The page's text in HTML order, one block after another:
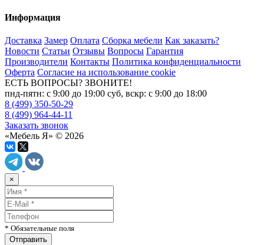
Информация
Доставка Замер Оплата Сборка мебели Как заказать?
Новости Статьи Отзывы Вопросы Гарантия
Производители Контакты Политика конфиденциальности
Оферта Согласие на использование cookie
ЕСТЬ ВОПРОСЫ? ЗВОНИТЕ!
пнд-пятн: с 9:00 до 19:00 суб, вскр: с 9:00 до 18:00
8 (499) 350-50-29
8 (499) 964-44-11
Заказать звонок
«Мебель Я» © 2026
×
* Обязательные поля